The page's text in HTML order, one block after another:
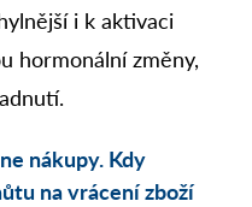
i k aktivaci
hormonální změny,
nákupy. Kdy
na vrácení zboží